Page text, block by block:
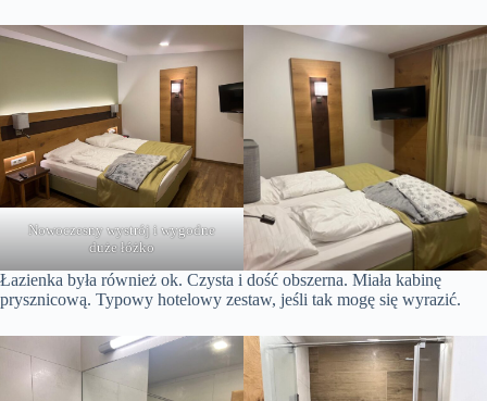
Nowoczesny wystrój i wygodne
duże łóżko
Łazienka była również ok. Czysta i dość obszerna. Miała kabinę
prysznicową. Typowy hotelowy zestaw, jeśli tak mogę się wyrazić.